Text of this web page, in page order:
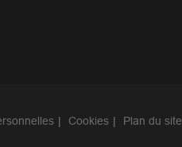
Cookies Plan du site